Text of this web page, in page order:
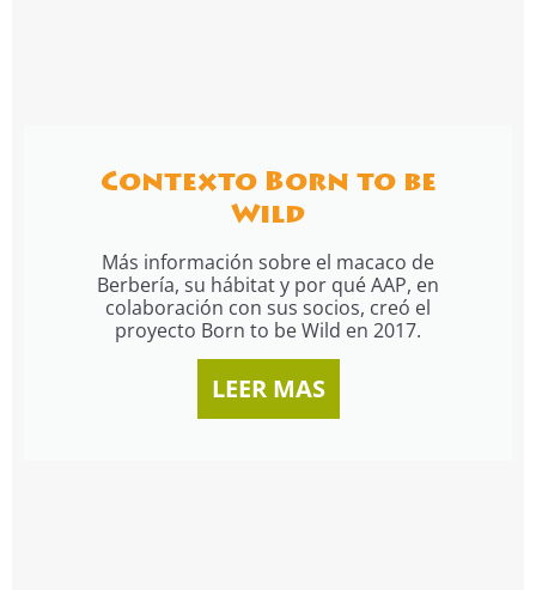
Contexto Born to be
Wild
Más información sobre el macaco de
Berbería, su hábitat y por qué AAP, en
colaboración con sus socios, creó el
proyecto Born to be Wild en 2017.
LEER MAS